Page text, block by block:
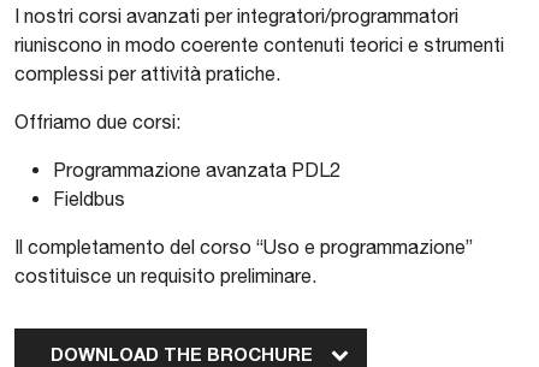
I nostri corsi avanzati per integratori/programmatori
riuniscono in modo coerente contenuti teorici e strumenti
complessi per attività pratiche.
Offriamo due corsi:
Programmazione avanzata PDL2
Fieldbus
Il completamento del corso “Uso e programmazione”
costituisce un requisito preliminare.
DOWNLOAD THE BROCHURE